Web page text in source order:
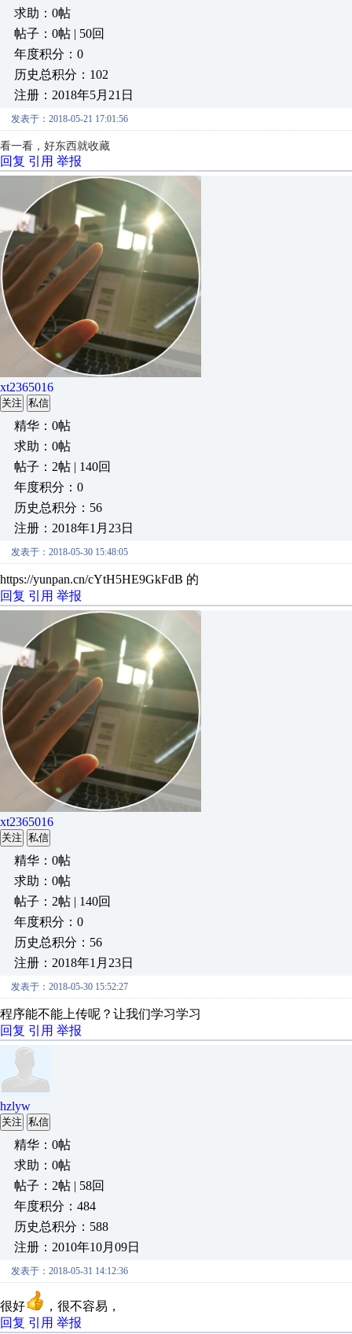
求助：0帖
帖子：0帖 | 50回
年度积分：0
历史总积分：102
注册：2018年5月21日
发表于：2018-05-21 17:01:56
看一看，好东西就收藏
回复 引用 举报
xt2365016
关注 私信
精华：0帖
求助：0帖
帖子：2帖 | 140回
年度积分：0
历史总积分：56
注册：2018年1月23日
发表于：2018-05-30 15:48:05
https://yunpan.cn/cYtH5HE9GkFdB 的
回复 引用 举报
xt2365016
关注 私信
精华：0帖
求助：0帖
帖子：2帖 | 140回
年度积分：0
历史总积分：56
注册：2018年1月23日
发表于：2018-05-30 15:52:27
程序能不能上传呢？让我们学习学习
回复 引用 举报
hzlyw
关注 私信
精华：0帖
求助：0帖
帖子：2帖 | 58回
年度积分：484
历史总积分：588
注册：2010年10月09日
发表于：2018-05-31 14:12:36
很好
，很不容易，
回复 引用 举报